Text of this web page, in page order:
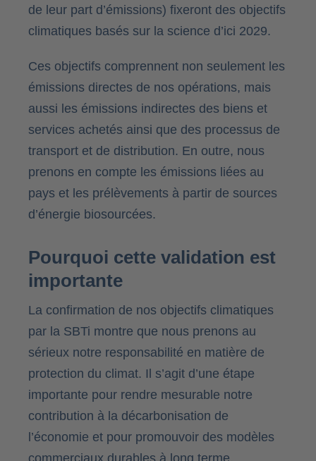
de leur part d’émissions) fixeront des objectifs
climatiques basés sur la science d’ici 2029.
Ces objectifs comprennent non seulement les
émissions directes de nos opérations, mais
aussi les émissions indirectes des biens et
services achetés ainsi que des processus de
transport et de distribution. En outre, nous
prenons en compte les émissions liées au
pays et les prélèvements à partir de sources
d’énergie biosourcées.
Pourquoi cette validation est
importante
La confirmation de nos objectifs climatiques
par la SBTi montre que nous prenons au
sérieux notre responsabilité en matière de
protection du climat. Il s’agit d’une étape
importante pour rendre mesurable notre
contribution à la décarbonisation de
l’économie et pour promouvoir des modèles